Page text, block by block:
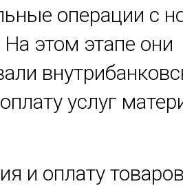
операции с
этом этапе они
услуг
и оплату